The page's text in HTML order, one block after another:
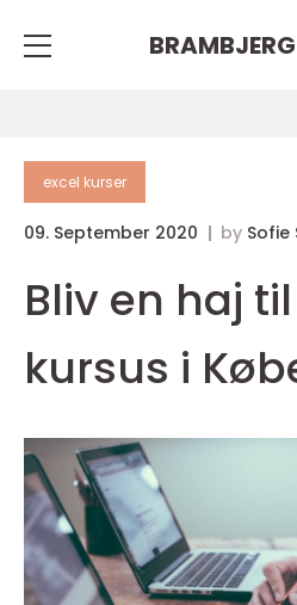
excel kurser
09. September 2020 by Sofie
Bliv en haj
kursus i